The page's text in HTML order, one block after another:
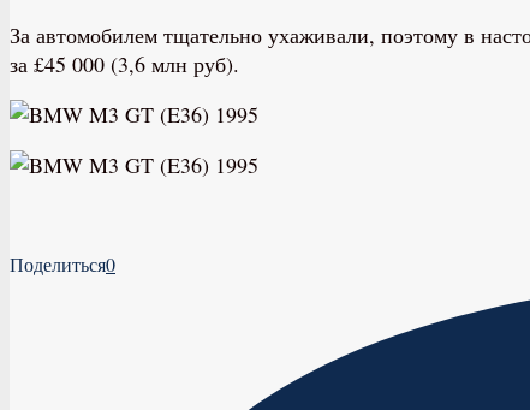
За автомобилем тщательно ухаживали, поэтому в
за £45 000 (3,6 млн руб).
Поделиться0